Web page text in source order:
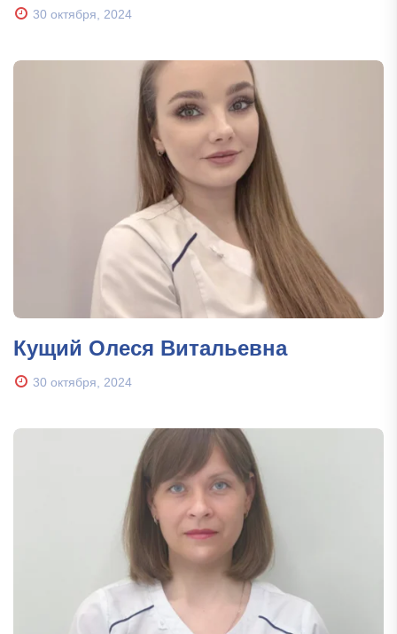
30 октября, 2024
Кущий Олеся Витальевна
30 октября, 2024